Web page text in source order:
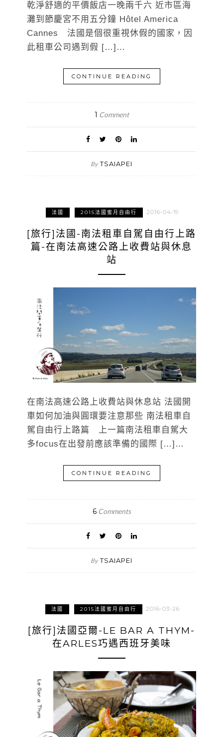
乾淨舒適的平價飯店一晚兩千六 近市區海
灘到節慶宮不用五分鐘 Hôtel America
Cannes 法國是個很重視休假的國家，因
此租車公司遇到假 […]…
CONTINUE READING
1 Comment
By TSAIAPEI
法國 2015法國蜜月自由行 2016-04-19
[旅行]法國-南法租車自駕自由行上路
篇-在南法高速公路上收費站與休息
站
在南法高速公路上收費站與休息站 法國開
車如何加油與圓環要注意那些 南法租車自
駕自由行上路篇 上一篇南法租車自駕大
多focus在出發前應該準備的國際 […]…
CONTINUE READING
6Comments
By TSAIAPEI
法國 2015法國蜜月自由行 2016-03-26
[旅行]法國亞爾-LE BAR A THYM-
在ARLES巧遇西班牙美味